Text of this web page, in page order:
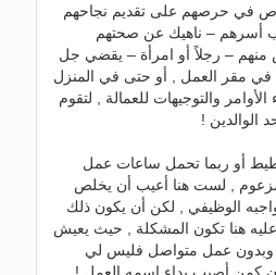
في حرصهم على تقديم نجاحهم
أسرهم – ناهيك عن صحتهم
– رجلاً أو امرأة – يقضي جل
في مقر العمل , أو حتى في المنزل
والتوجيهات للعمالة , لتقوم
الوالدين !
أو ربما تحمل ساعات عمل
, لست هنا أعيب أن يخلص
الوظيفي , لكن أن يكون ذلك
هنا تكون المشكلة , حيث يعيش
وبدون عمل متواصل فليس لي
كمن أصيب بداء اسمه العمل !